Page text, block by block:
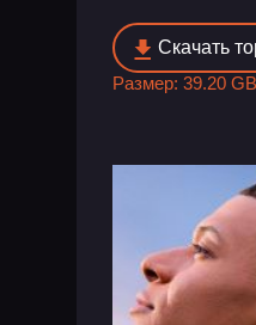
Скачать
Размер: 39.20 GB